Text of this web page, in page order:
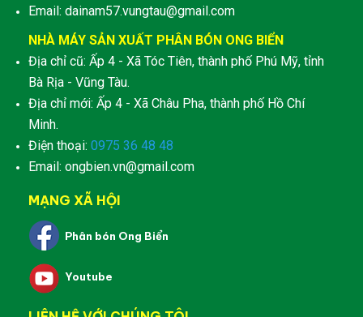
Email: dainam57.vungtau@gmail.com
NHÀ MÁY SẢN XUẤT PHÂN BÓN ONG BIỂN
Địa chỉ cũ: Ấp 4 - Xã Tóc Tiên, thành phố Phú Mỹ, tỉnh
Bà Rịa - Vũng Tàu.
Địa chỉ mới: Ấp 4 - Xã Châu Pha, thành phố Hồ Chí
Minh.
Điện thoại: 0975 36 48 48
Email: ongbien.vn@gmail.com
MẠNG XÃ HỘI
Phân bón Ong Biển
Youtube